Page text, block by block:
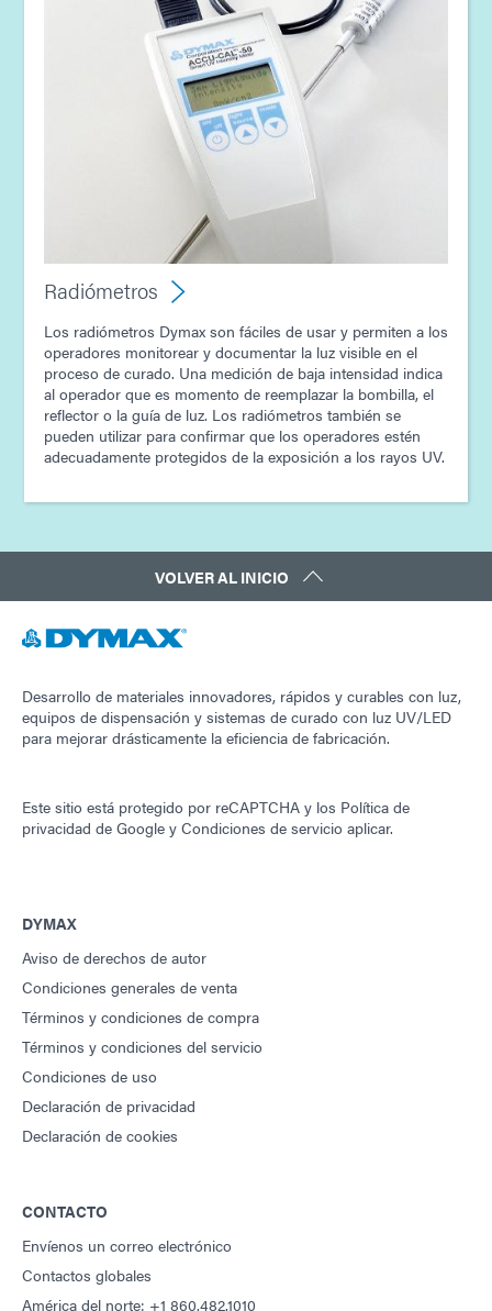
Radiómetros
Los radiómetros Dymax son fáciles de usar y permiten a los
operadores monitorear y documentar la luz visible en el
proceso de curado. Una medición de baja intensidad indica
al operador que es momento de reemplazar la bombilla, el
reflector o la guía de luz. Los radiómetros también se
pueden utilizar para confirmar que los operadores estén
adecuadamente protegidos de la exposición a los rayos UV.
VOLVER AL INICIO
Desarrollo de materiales innovadores, rápidos y curables con luz,
equipos de dispensación y sistemas de curado con luz UV/LED
para mejorar drásticamente la eficiencia de fabricación.
Este sitio está protegido por reCAPTCHA y los Política de
privacidad de Google y Condiciones de servicio aplicar.
DYMAX
Aviso de derechos de autor
Condiciones generales de venta
Términos y condiciones de compra
Términos y condiciones del servicio
Condiciones de uso
Declaración de privacidad
Declaración de cookies
CONTACTO
Envíenos un correo electrónico
Contactos globales
América del norte: +1 860.482.1010